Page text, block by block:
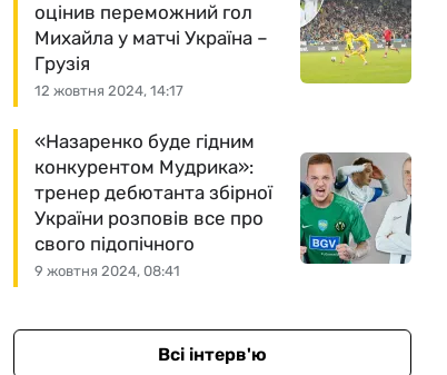
12 жовтня 2024, 14:17
оцінив переможний гол
Михайла у матчі Україна –
Грузія
9 жовтня 2024, 08:41
«Назаренко буде гідним
конкурентом Мудрика»:
тренер дебютанта збірної
України розповів все про
свого підопічного
Всі інтерв'ю